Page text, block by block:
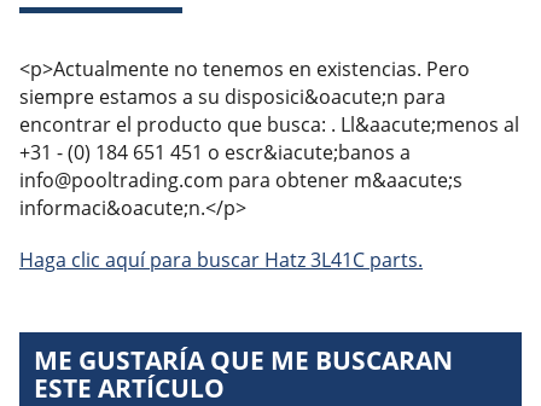
<p>Actualmente no tenemos en existencias. Pero
siempre estamos a su disposici&oacute;n para
encontrar el producto que busca: . Ll&aacute;menos al
+31 - (0) 184 651 451 o escr&iacute;banos a
info@pooltrading.com para obtener m&aacute;s
informaci&oacute;n.</p>
Haga clic aquí para buscar Hatz 3L41C parts.
ME GUSTARÍA QUE ME BUSCARAN
ESTE ARTÍCULO